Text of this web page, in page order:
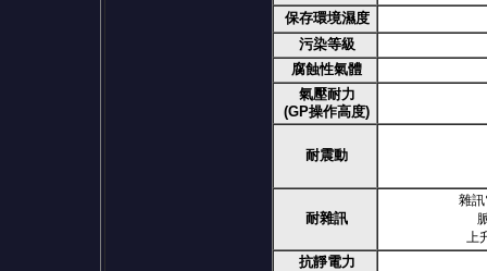
保存環境濕度
污染等級
腐蝕性氣體
氣壓耐力
(GP操作高度)
耐震動
耐雜訊
雜訊
上
抗靜電力